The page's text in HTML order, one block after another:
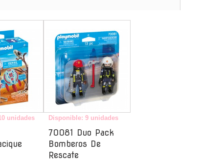
unidades Disponible: 9 unidades
70081 Duo Pack
Bomberos De
Rescate